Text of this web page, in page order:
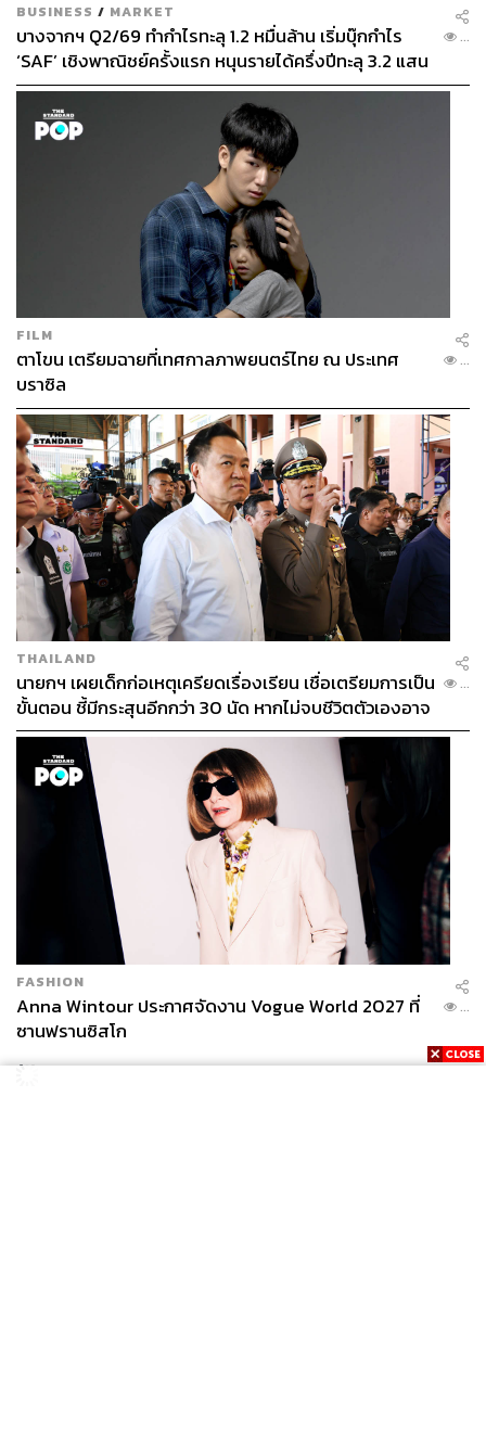
BUSINESS / MARKET
บางจากฯ Q2/69 ทำกำไรทะลุ 1.2 หมื่นล้าน เริ่มบุ๊กกำไร
‘SAF’ เชิงพาณิชย์ครั้งแรก หนุนรายได้ครึ่งปีทะลุ 3.2 แสน
ล้าน
...
FILM
ตาโขน เตรียมฉายที่เทศกาลภาพยนตร์ไทย ณ ประเทศ
บราซิล
...
THAILAND
นายกฯ เผยเด็กก่อเหตุเครียดเรื่องเรียน เชื่อเตรียมการเป็น
ขั้นตอน ชี้มีกระสุนอีกกว่า 30 นัด หากไม่จบชีวิตตัวเองอาจ
สูญเสียเพิ่ม
...
FASHION
Anna Wintour ประกาศจัดงาน Vogue World 2027 ที่
ซานฟรานซิสโก
...